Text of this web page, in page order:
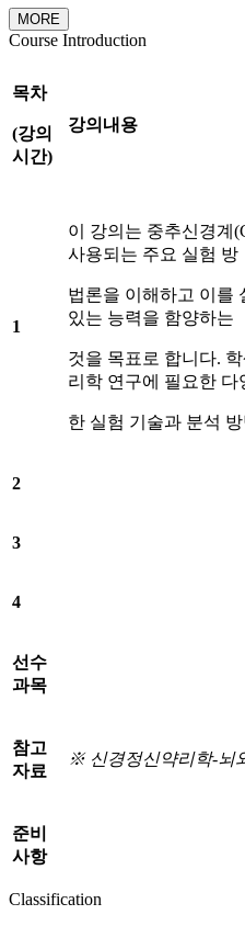
MORE
Course Introduction
목차
(강의
시간)
강의내용
1
이 강의는 중추신경계
사용되는 주요 실험 방
법론을 이해하고 이를
있는 능력을 함양하는
것을 목표로 합니다.
리학 연구에 필요한 다
한 실험 기술과 분석
2
3
4
선수
과목
참고
자료
※ 신경정신약리학-뇌
준비
사항
Classification